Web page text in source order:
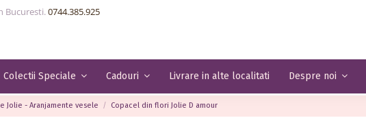
Bucuresti. 0744.385.925
Colectii Speciale Cadouri Livrare in alte localitati Despre noi
Jolie - Aranjamente vesele Copacel din flori Jolie D amour